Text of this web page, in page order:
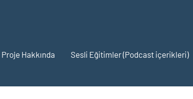
Proje Hakkında Sesli Eğitimler (Podcast içerikleri)